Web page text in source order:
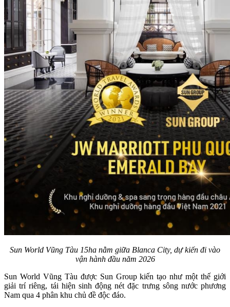
Sun World Vũng Tàu 15ha nằm giữa Blanca City, dự kiến đi vào
vận hành đầu năm 2026
Sun World Vũng Tàu được Sun Group kiến tạo như một thế giới
giải trí riêng, tái hiện sinh động nét đặc trưng sông nước phương
Nam qua 4 phân khu chủ đề độc đáo.